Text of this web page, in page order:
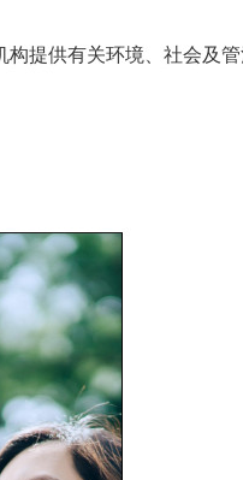
提供有关环境、社会及